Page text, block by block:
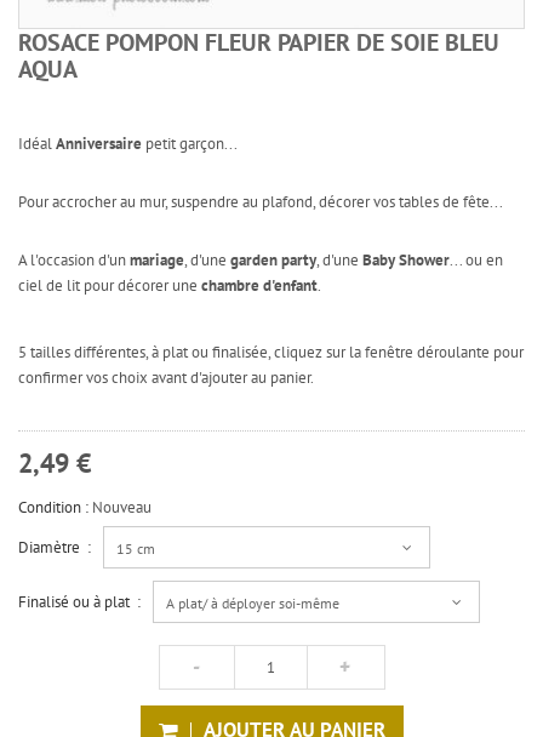
ROSACE POMPON FLEUR PAPIER DE SOIE BLEU
AQUA
IdéalAnniversaire petit garçon...
Pour accrocher au mur, suspendre au plafond, décorer vos tables de fête...
A l'occasion d'unmariage, d'une garden party, d'une Baby Shower... ou en
ciel de lit pour décorer une chambre d'enfant.
5 tailles différentes, à plat ou finalisée, cliquez sur la fenêtre déroulante pour
confirmer vos choix avant d'ajouter au panier.
2,49 €
Condition : Nouveau
Diamètre :
15 cm
Finalisé ou à plat : A plat/ à déployer soi-même
AJOUTER AU PANIER